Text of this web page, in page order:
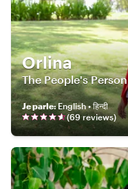
Orlina
The People's Person
Je parle:English • हिन्दी
(69reviews)